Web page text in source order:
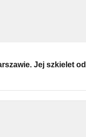
Jej szkielet